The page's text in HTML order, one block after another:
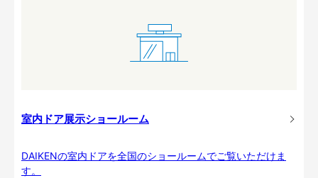
室内ドア展示ショールーム
DAIKENの室内ドアを全国のショールームでご覧いただけま
す。